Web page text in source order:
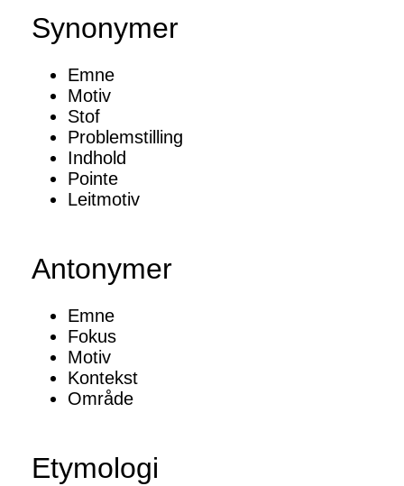
Synonymer
Emne
Motiv
Stof
Problemstilling
Indhold
Pointe
Leitmotiv
Antonymer
Emne
Fokus
Motiv
Kontekst
Område
Etymologi